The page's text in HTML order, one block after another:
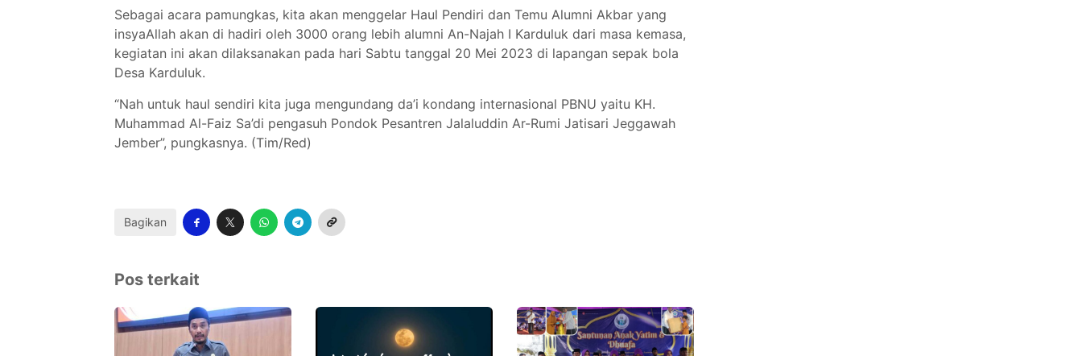
Sebagai acara pamungkas, kita akan menggelar Haul Pendiri dan Temu Alumni Akbar yang
insyaAllah akan di hadiri oleh 3000 orang lebih alumni An-Najah I Karduluk dari masa kemasa,
kegiatan ini akan dilaksanakan pada hari Sabtu tanggal 20 Mei 2023 di lapangan sepak bola
Desa Karduluk.
“Nah untuk haul sendiri kita juga mengundang da’i kondang internasional PBNU yaitu KH.
Muhammad Al-Faiz Sa’di pengasuh Pondok Pesantren Jalaluddin Ar-Rumi Jatisari Jeggawah
Jember”, pungkasnya. (Tim/Red)
Bagikan
Pos terkait